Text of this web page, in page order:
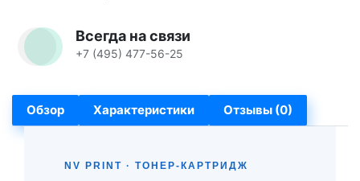
Всегда на связи
+7 (495) 477-56-25
Обзор Характеристики Отзывы (0)
NV PRINT · ТОНЕР-КАРТРИДЖ